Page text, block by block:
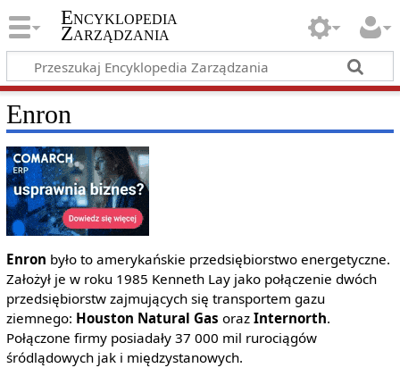
Encyklopedia
Zarządzania
Enron
Enron było to amerykańskie przedsiębiorstwo energetyczne.
Założył je w roku 1985 Kenneth Lay jako połączenie dwóch
przedsiębiorstw zajmujących się transportem gazu
ziemnego: Houston Natural Gas oraz Internorth.
Połączone firmy posiadały 37 000 mil rurociągów
śródlądowych jak i międzystanowych.